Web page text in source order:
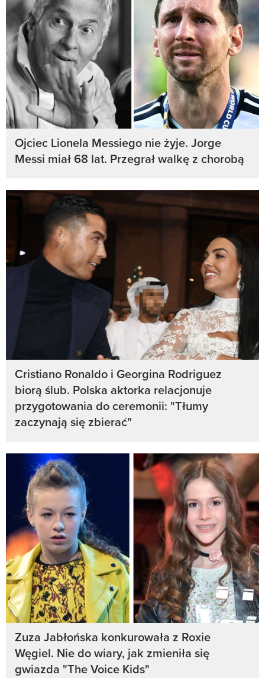
Ojciec Lionela Messiego nie żyje. Jorge
Messi miał 68 lat. Przegrał walkę z chorobą
Cristiano Ronaldo i Georgina Rodriguez
biorą ślub. Polska aktorka relacjonuje
przygotowania do ceremonii: "Tłumy
zaczynają się zbierać"
Zuza Jabłońska konkurowała z Roxie
Węgiel. Nie do wiary, jak zmieniła się
gwiazda "The Voice Kids"